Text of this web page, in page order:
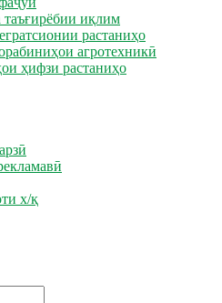
иқлим
растаниҳо
агротехникӣ
ҳифзи растаниҳо
х/қ